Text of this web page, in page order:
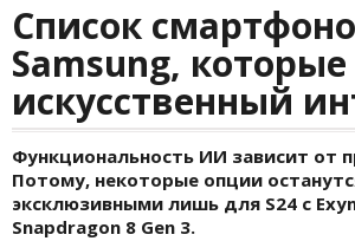
Список
Samsung,
искусственный
Функциональность ИИ зависит от
Потому, некоторые опции
эксклюзивными лишь для S24 с
Snapdragon 8 Gen 3.